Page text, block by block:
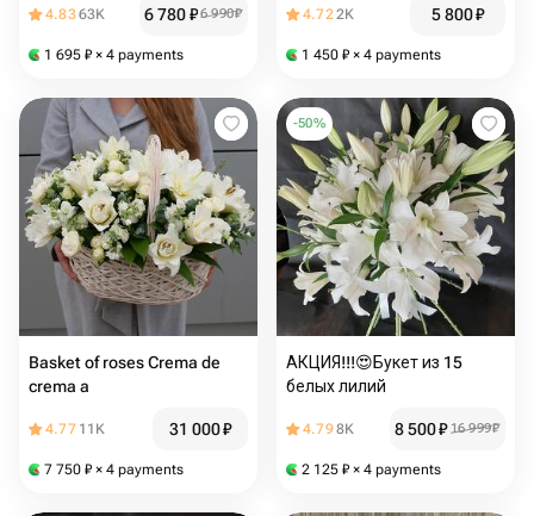
4.8363K 6 780₽6 990₽
1 695 ₽ × 4 payments
4.722K 5 800₽
1 450 ₽ × 4 payments
Basket of roses Crema de
crema a
4.77 11K 31 000₽
7 750 ₽ × 4 payments
-50%
АКЦИЯ!!!😍Букет из 15
белых лилий
4.798K 8 500₽ 16 999₽
2 125 ₽ × 4 payments